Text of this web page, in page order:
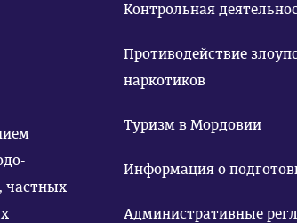
частных
Контрольная
Противодействие
наркотиков
Туризм в Мордовии
Информация о
Административные